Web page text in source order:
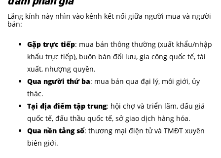
Lăng kính này nhìn vào kênh kết nối giữa người mua và người
bán:
Gặp trực tiếp: mua bán thông thường (xuất khẩu/nhập
khẩu trực tiếp), buôn bán đối lưu, gia công quốc tế, tái
xuất, nhượng quyền.
Qua người thứ ba: mua bán qua đại lý, môi giới, ủy
thác.
Tại địa điểm tập trung: hội chợ và triển lãm, đấu giá
quốc tế, đấu thầu quốc tế, sở giao dịch hàng hóa.
Qua nền tảng số: thương mại điện tử và TMĐT xuyên
biên giới.